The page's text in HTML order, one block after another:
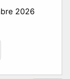
2026